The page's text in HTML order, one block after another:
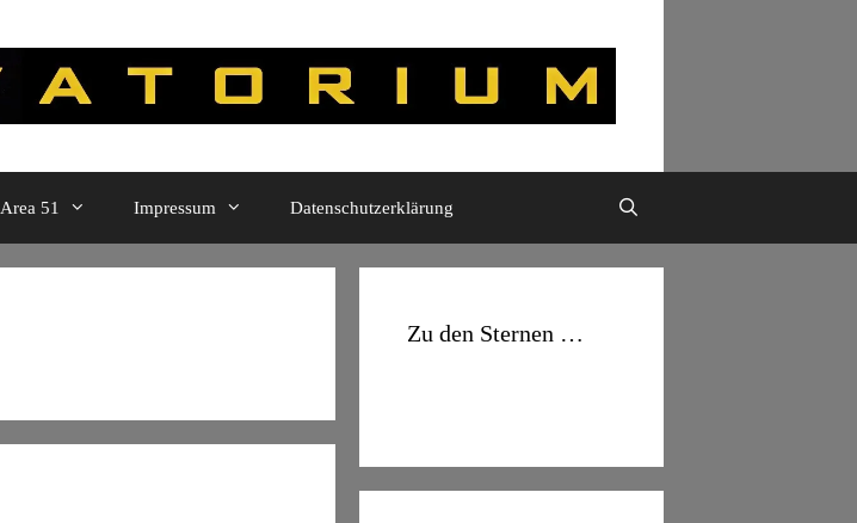
Area 51 Impressum Datenschutzerklärung
Zu den Sternen …